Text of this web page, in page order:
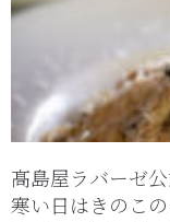
髙島屋ラバーゼ
寒い日はきのこ